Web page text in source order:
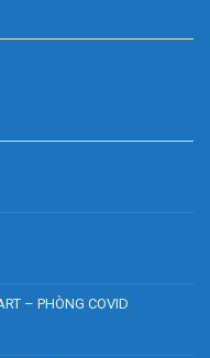
– PHÒNG COVID